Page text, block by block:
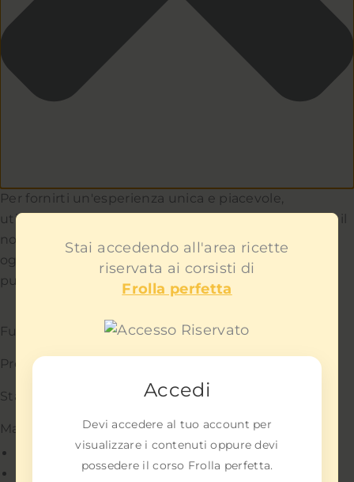
Per fornirti un'esperienza unica e piacevole,
utilizziamo i cookie per capire e aiutarci a migliorare il
nostro sito e servizio. Teniamo a cuore la privacy di
ogni utente e non ti mostreremo contenuti
pubblicitari fastidiosi.
Funzionale Sempre attivo
Preferenze
Statistiche
Marketing
Gestisci opzioni
Gestisci servizi
Stai accedendo all'area ricette
riservata ai corsisti di
Frolla perfetta
Accedi
Devi accedere al tuo account per
visualizzare i contenuti oppure devi
possedere il corso Frolla perfetta.